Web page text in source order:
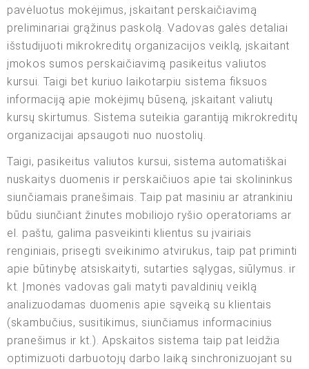
pavėluotus mokėjimus, įskaitant perskaičiavimą
preliminariai grąžinus paskolą. Vadovas galės detaliai
išstudijuoti mikrokreditų organizacijos veiklą, įskaitant
įmokos sumos perskaičiavimą pasikeitus valiutos
kursui. Taigi bet kuriuo laikotarpiu sistema fiksuos
informaciją apie mokėjimų būseną, įskaitant valiutų
kursų skirtumus. Sistema suteikia garantiją mikrokreditų
organizacijai apsaugoti nuo nuostolių.
Taigi, pasikeitus valiutos kursui, sistema automatiškai
nuskaitys duomenis ir perskaičiuos apie tai skolininkus
siunčiamais pranešimais. Taip pat masiniu ar atrankiniu
būdu siunčiant žinutes mobiliojo ryšio operatoriams ar
el. paštu, galima pasveikinti klientus su įvairiais
renginiais, prisegti sveikinimo atvirukus, taip pat priminti
apie būtinybę atsiskaityti, sutarties sąlygas, siūlymus. ir
kt. Įmonės vadovas gali matyti pavaldinių veiklą
analizuodamas duomenis apie sąveiką su klientais
(skambučius, susitikimus, siunčiamus informacinius
pranešimus ir kt.). Apskaitos sistema taip pat leidžia
optimizuoti darbuotojų darbo laiką sinchronizuojant su